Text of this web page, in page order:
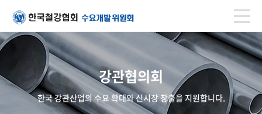
강관협의회
한국 강관산업의 수요 확대와 신시장 창출을 지원합니다.